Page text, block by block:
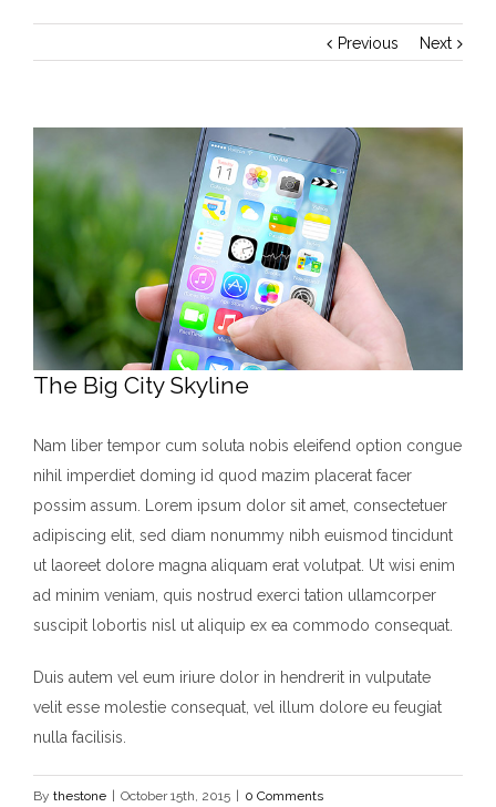
Previous Next
The Big City Skyline
Nam liber tempor cum soluta nobis eleifend option congue
nihil imperdiet doming id quod mazim placerat facer
possim assum. Lorem ipsum dolor sit amet, consectetuer
adipiscing elit, sed diam nonummy nibh euismod tincidunt
ut laoreet dolore magna aliquam erat volutpat. Ut wisi enim
ad minim veniam, quis nostrud exerci tation ullamcorper
suscipit lobortis nisl ut aliquip ex ea commodo consequat.
Duis autem vel eum iriure dolor in hendrerit in vulputate
velit esse molestie consequat, vel illum dolore eu feugiat
nulla facilisis.
By thestone October 15th, 2015 0 Comments